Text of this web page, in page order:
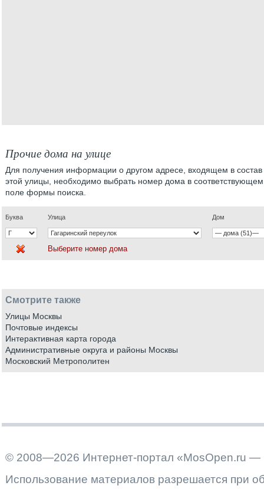
Прочие дома на улице
Для получения информации о другом адресе, входящем в состав
этой улицы, необходимо выбрать номер дома в соответствующем
поле формы поиска.
Буква Улица Дом
Выберите номер дома
Смотрите также
Улицы Москвы
Почтовые индексы
Интерактивная карта города
Административные округа и районы Москвы
Московский Метрополитен
© 2008—2026 Интернет-портал «MosOpen.ru —
Использование материалов разрешается при